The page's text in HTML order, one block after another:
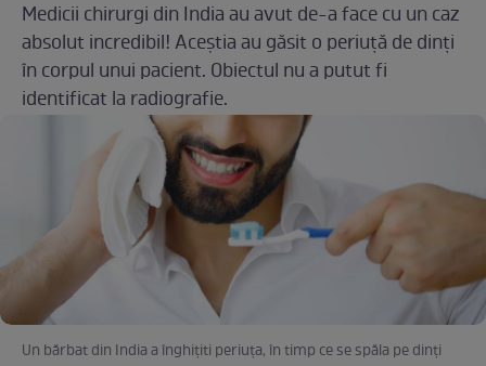
Medicii chirurgi din India au avut de-a face cu un caz
absolut incredibil! Aceștia au găsit o periuță de dinți
în corpul unui pacient. Obiectul nu a putut fi
identificat la radiografie.
Un bărbat din India a înghițiti periuța, în timp ce se spăla pe dinți